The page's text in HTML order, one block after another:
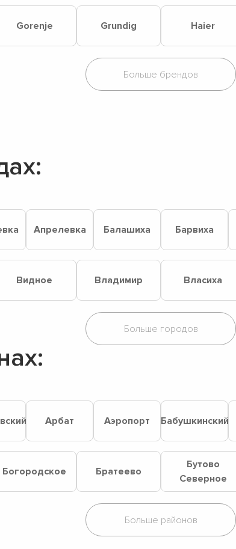
Gorenje Grundig Haier
Апрелевка Балашиха Барвиха
Видное Владимир Власиха
Арбат Аэропорт Бабушкинский
Богородское Братеево
Бутово
Северное